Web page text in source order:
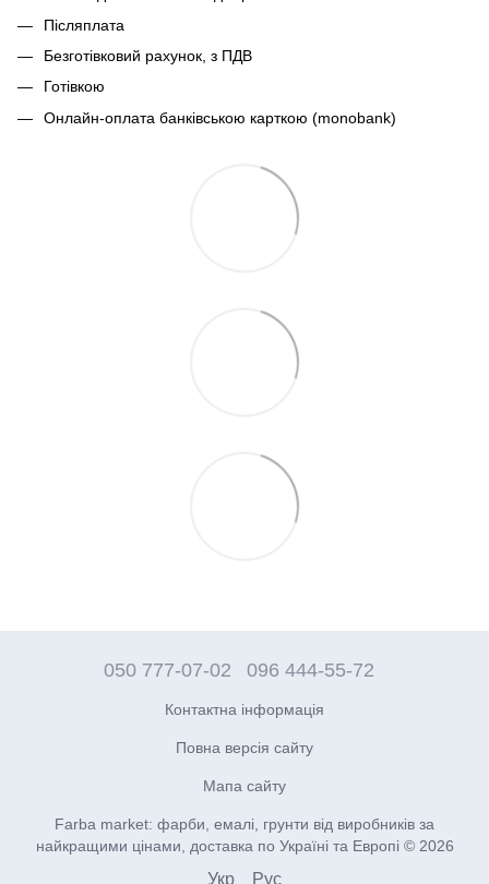
Післяплата
Безготівковий рахунок, з ПДВ
Готівкою
Онлайн-оплата банківською карткою (monobank)
050 777-07-02 096 444-55-72
Контактна інформація
Повна версія сайту
Мапа сайту
Farba market: фарби, емалі, грунти від виробників за
найкращими цінами, доставка по Україні та Европі © 2026
Укр Рус